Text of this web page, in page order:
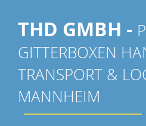
THD GMBH -
GITTERBOXEN
TRANSPORT &
MANNHEIM